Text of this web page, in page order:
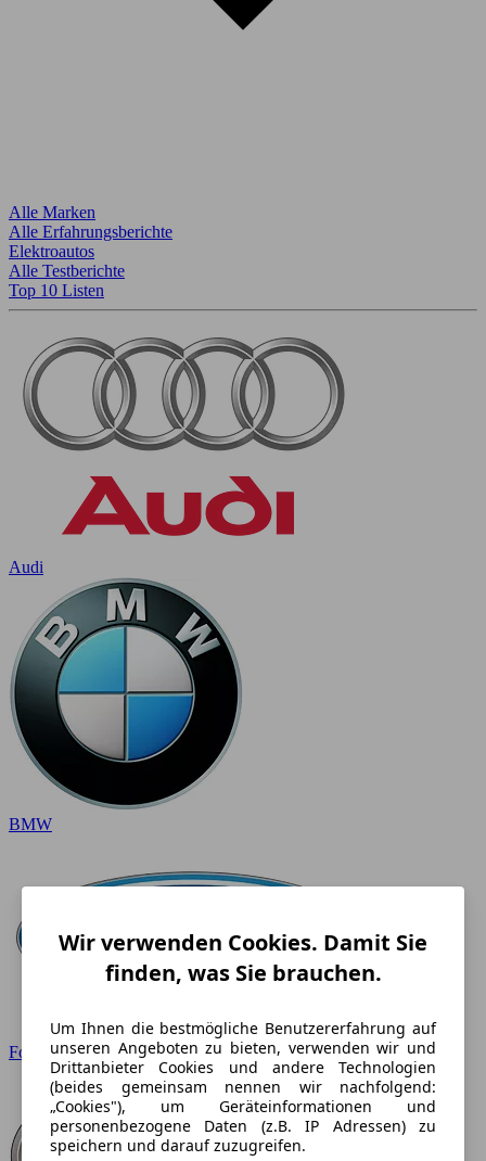
Alle Marken
Alle Erfahrungsberichte
Elektroautos
Alle Testberichte
Top 10 Listen
Audi
BMW
Ford
Wir verwenden Cookies. Damit Sie
finden, was Sie brauchen.
Um Ihnen die bestmögliche Benutzererfahrung auf
unseren Angeboten zu bieten, verwenden wir und
Drittanbieter Cookies und andere Technologien
(beides gemeinsam nennen wir nachfolgend:
„Cookies"), um Geräteinformationen und
personenbezogene Daten (z.B. IP Adressen) zu
speichern und darauf zuzugreifen.